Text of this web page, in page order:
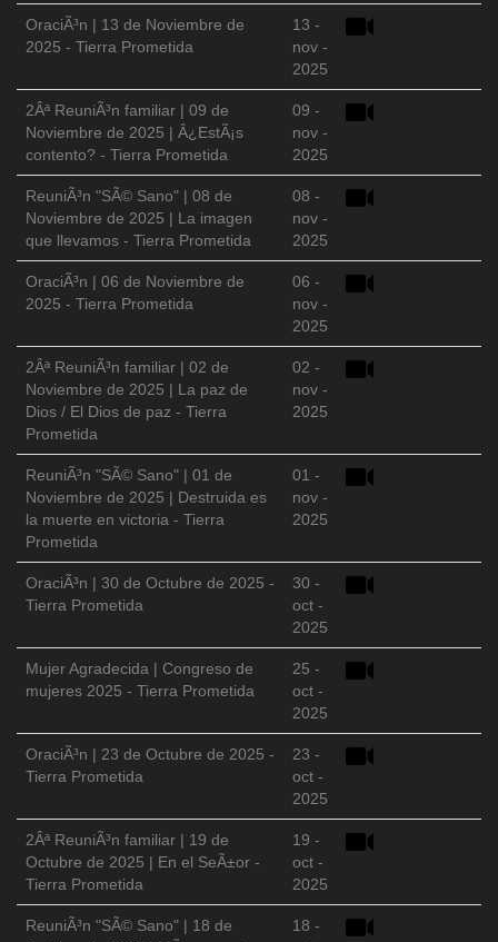
OraciÃ³n | 13 de Noviembre de
2025 - Tierra Prometida
13 -
nov -
2025
2Âª ReuniÃ³n familiar | 09 de
Noviembre de 2025 | Â¿EstÃ¡s
contento? - Tierra Prometida
09 -
nov -
2025
ReuniÃ³n "SÃ© Sano" | 08 de
Noviembre de 2025 | La imagen
que llevamos - Tierra Prometida
08 -
nov -
2025
OraciÃ³n | 06 de Noviembre de
2025 - Tierra Prometida
06 -
nov -
2025
2Âª ReuniÃ³n familiar | 02 de
Noviembre de 2025 | La paz de
Dios / El Dios de paz - Tierra
Prometida
02 -
nov -
2025
ReuniÃ³n "SÃ© Sano" | 01 de
Noviembre de 2025 | Destruida es
la muerte en victoria - Tierra
Prometida
01 -
nov -
2025
OraciÃ³n | 30 de Octubre de 2025 -
Tierra Prometida
30 -
oct -
2025
Mujer Agradecida | Congreso de
mujeres 2025 - Tierra Prometida
25 -
oct -
2025
OraciÃ³n | 23 de Octubre de 2025 -
Tierra Prometida
23 -
oct -
2025
2Âª ReuniÃ³n familiar | 19 de
Octubre de 2025 | En el SeÃ±or -
Tierra Prometida
19 -
oct -
2025
ReuniÃ³n "SÃ© Sano" | 18 de
18 -